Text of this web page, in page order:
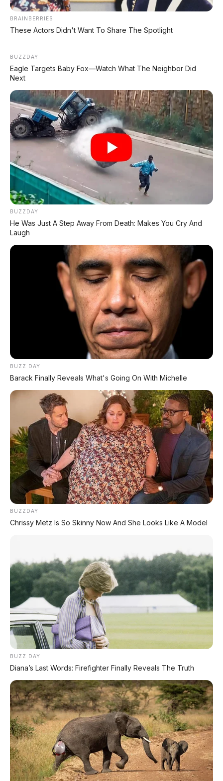
Xpeng GX: SUV Full-Size Premium dengan AI
Turing & Range 1.585 Km
MG 4X: SUV Listrik Kompak dengan Baterai
FACEBOOK KAMI
Ikuti kami untuk update stok unit dan berita otomotif harian.
Ikuti Halaman
KATEGORIOTOMOTIF
Review Mobil
Spesifikasi Motor
Event Otomotif
Daftar Harga OTR
🔥 UNIT LELANG RESMI
BRAINBERRIES
These Actors Didn't Want To Share The Spotlight
BUZZDAY
Eagle Targets Baby Fox—Watch What The Neighbor Did
Next
BUZZDAY
He Was Just A Step Away From Death: Makes You Cry And
Laugh
BUZZ DAY
Barack Finally Reveals What's Going On With Michelle
BUZZDAY
Chrissy Metz Is So Skinny Now And She Looks Like A Model
BUZZ DAY
Diana’s Last Words: Firefighter Finally Reveals The Truth